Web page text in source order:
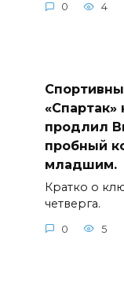
0 4
«Спартак»
продлил
пробный
младшим.
Кратко о
четверга.
0 5